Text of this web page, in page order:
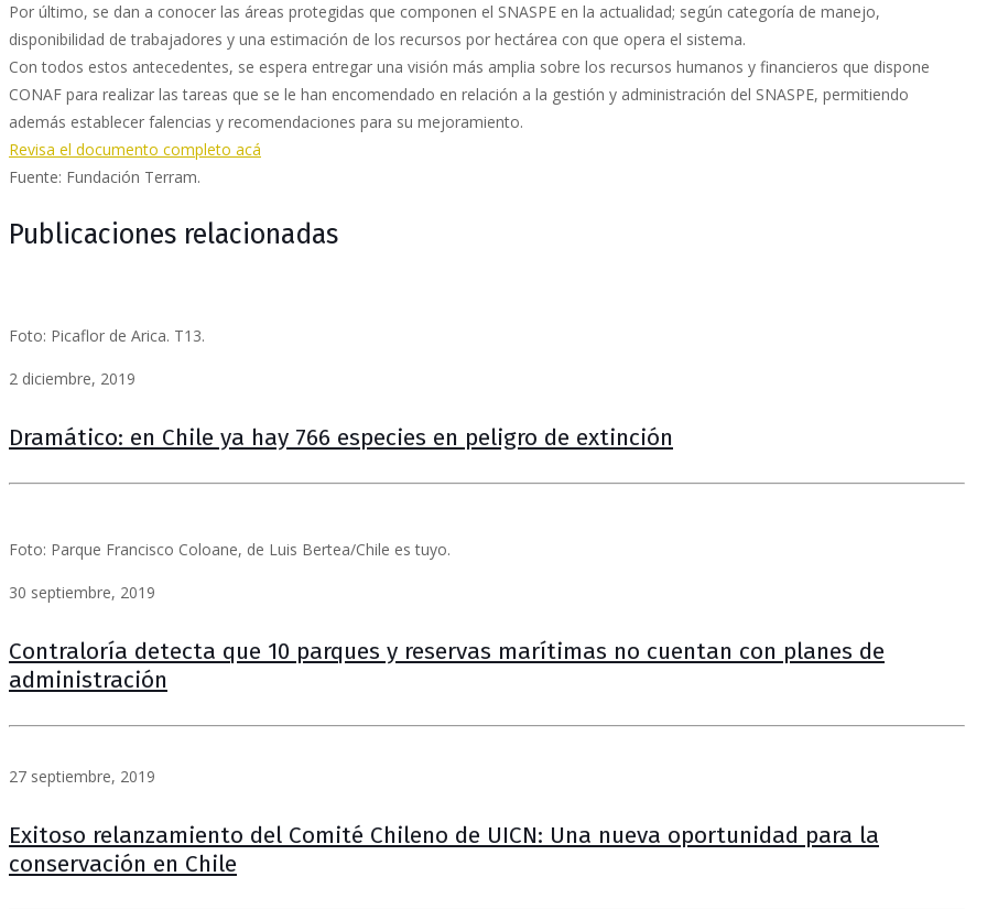
Por último, se dan a conocer las áreas protegidas que componen el SNASPE en la actualidad; según categoría de manejo,
disponibilidad de trabajadores y una estimación de los recursos por hectárea con que opera el sistema.
Con todos estos antecedentes, se espera entregar una visión más amplia sobre los recursos humanos y financieros que dispone
CONAF para realizar las tareas que se le han encomendado en relación a la gestión y administración del SNASPE, permitiendo
además establecer falencias y recomendaciones para su mejoramiento.
Revisa el documento completo acá
Fuente: Fundación Terram.
Publicaciones relacionadas
Foto: Picaflor de Arica. T13.
2 diciembre, 2019
Dramático: en Chile ya hay 766 especies en peligro de extinción
Foto: Parque Francisco Coloane, de Luis Bertea/Chile es tuyo.
30 septiembre, 2019
Contraloría detecta que 10 parques y reservas marítimas no cuentan con planes de
administración
27 septiembre, 2019
Exitoso relanzamiento del Comité Chileno de UICN: Una nueva oportunidad para la
conservación en Chile